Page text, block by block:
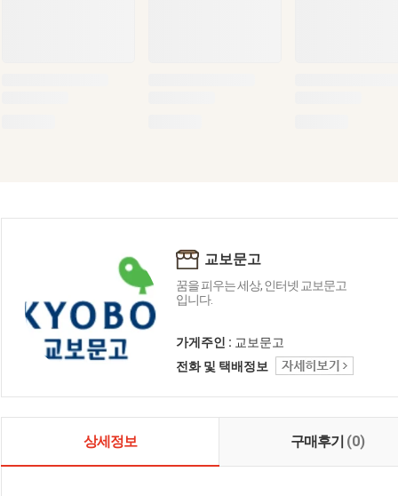
교보문고
꿈을 피우는 세상, 인터넷 교보문고
입니다.
가게주인 : 교보문고
전화 및 택배정보
상세정보 구매후기 (0)